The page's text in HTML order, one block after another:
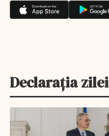
Declarația zilei